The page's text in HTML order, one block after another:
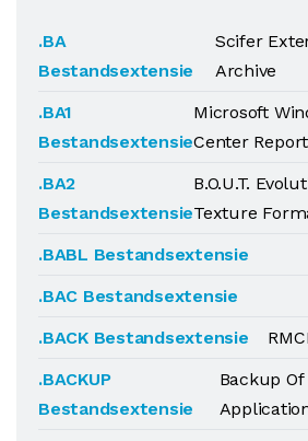
.BA
Bestandsextensie
Scifer
Archive
.BA1
Bestandsextensie
Microsoft
Center
.BA2
Bestandsextensie
B.O.U.T.
Texture
.BABL Bestandsextensie
.BAC Bestandsextensie
.BACK Bestandsextensie
.BACKUP
Bestandsextensie
Backup